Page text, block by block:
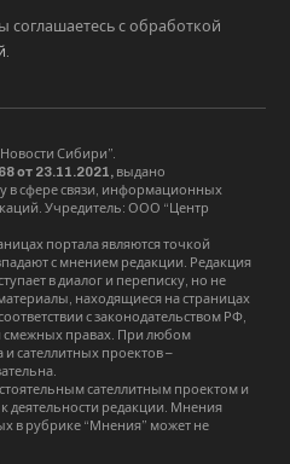
соглашаетесь с обработкой
Сибири”.
от 23.11.2021, выдано
в сфере связи, информационных
Учредитель: ООО “Центр
портала являются точкой
с мнением редакции. Редакция
в диалог и переписку, но не
находящиеся на страницах
с законодательством РФ,
смежных правах. При любом
сателлитных проектов –
сателлитным проектом и
деятельности редакции. Мнения
в рубрике “Мнения” может не